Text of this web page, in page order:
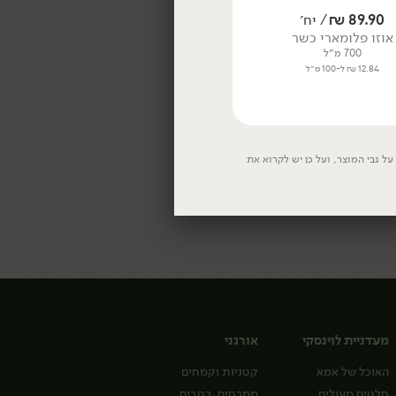
89.90
₪/ יח׳
אוזו פלומארי כשר
700 מ״ל
12.84 ₪ ל-100 מ״ל
גבי המוצר, ועל כן יש לקרוא את
מעדניית לוינסקי
האוכל של אמא
אורגני
קטניות וקמחים